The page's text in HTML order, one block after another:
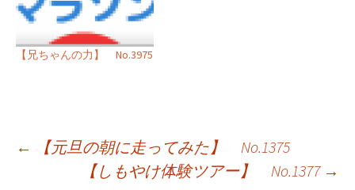
【兄ちゃんの力】 No.3975
投←
【元旦の朝に走ってみた】 No.1375
【しもやけ体験ツアー】 No.1377 →